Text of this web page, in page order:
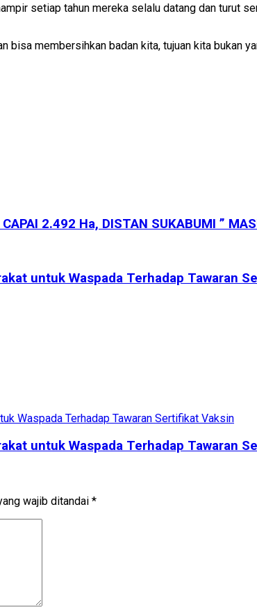
setiap tahun mereka selalu datang dan turut
bisa membersihkan badan kita, tujuan kita bukan
2.492 Ha, DISTAN SUKABUMI ”
untuk Waspada Terhadap Tawaran
untuk Waspada Terhadap Tawaran
wajib ditandai *